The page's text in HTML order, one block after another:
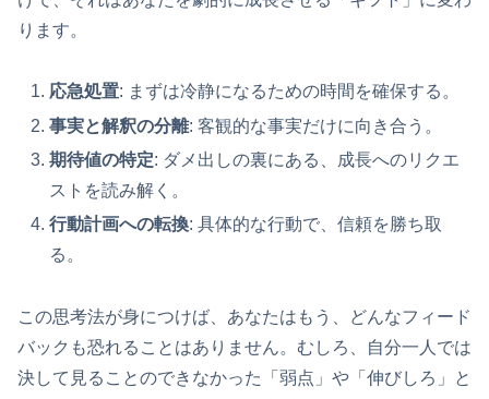
ります。
応急処置: まずは冷静になるための時間を確保する。
事実と解釈の分離: 客観的な事実だけに向き合う。
期待値の特定: ダメ出しの裏にある、成長へのリクエ
ストを読み解く。
行動計画への転換: 具体的な行動で、信頼を勝ち取
る。
この思考法が身につけば、あなたはもう、どんなフィード
バックも恐れることはありません。むしろ、自分一人では
決して見ることのできなかった「弱点」や「伸びしろ」と